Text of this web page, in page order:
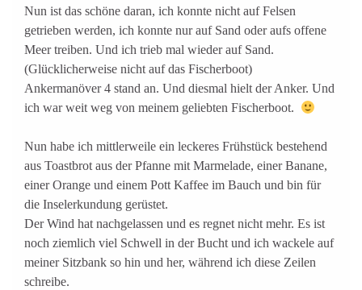
Nun ist das schöne daran, ich konnte nicht auf Felsen
getrieben werden, ich konnte nur auf Sand oder aufs offene
Meer treiben. Und ich trieb mal wieder auf Sand.
(Glücklicherweise nicht auf das Fischerboot)
Ankermanöver 4 stand an. Und diesmal hielt der Anker. Und
ich war weit weg von meinem geliebten Fischerboot.
Nun habe ich mittlerweile ein leckeres Frühstück bestehend
aus Toastbrot aus der Pfanne mit Marmelade, einer Banane,
einer Orange und einem Pott Kaffee im Bauch und bin für
die Inselerkundung gerüstet.
Der Wind hat nachgelassen und es regnet nicht mehr. Es ist
noch ziemlich viel Schwell in der Bucht und ich wackele auf
meiner Sitzbank so hin und her, während ich diese Zeilen
schreibe.